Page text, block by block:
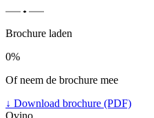
Brochure laden
0%
Of neem de brochure mee
↓ Download brochure (PDF)